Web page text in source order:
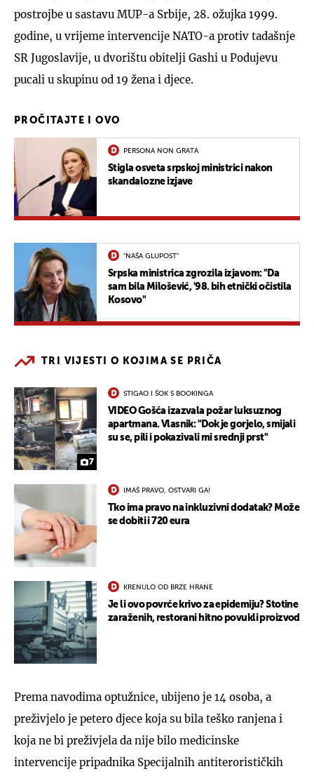
postrojbe u sastavu MUP-a Srbije, 28. ožujka 1999.
godine, u vrijeme intervencije NATO-a protiv tadašnje
SR Jugoslavije, u dvorištu obitelji Gashi u Podujevu
pucali u skupinu od 19 žena i djece.
PROČITAJTE I OVO
PERSONA NON GRATA
Stigla osveta srpskoj ministrici nakon
skandalozne izjave
"NAŠA GLUPOST"
Srpska ministrica zgrozila izjavom: "Da
sam bila Milošević, '98. bih etnički očistila
Kosovo"
TRI VIJESTI O KOJIMA SE PRIČA
7
STIGAO I ŠOK S BOOKINGA
VIDEO Gošća izazvala požar luksuznog
apartmana. Vlasnik: "Dok je gorjelo, smijali
su se, pili i pokazivali mi srednji prst"
IMAŠ PRAVO, OSTVARI GA!
Tko ima pravo na inkluzivni dodatak? Može
se dobiti i 720 eura
KRENULO OD BRZE HRANE
Je li ovo povrće krivo za epidemiju? Stotine
zaraženih, restorani hitno povukli proizvod
Prema navodima optužnice, ubijeno je 14 osoba, a
preživjelo je petero djece koja su bila teško ranjena i
koja ne bi preživjela da nije bilo medicinske
intervencije pripadnika Specijalnih antiterorističkih